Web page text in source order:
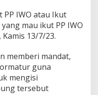
PP IWO atau Ikut
mau ikut PP IWO
13/7/23.
memberi mandat,
guna
mengisi
tersebut